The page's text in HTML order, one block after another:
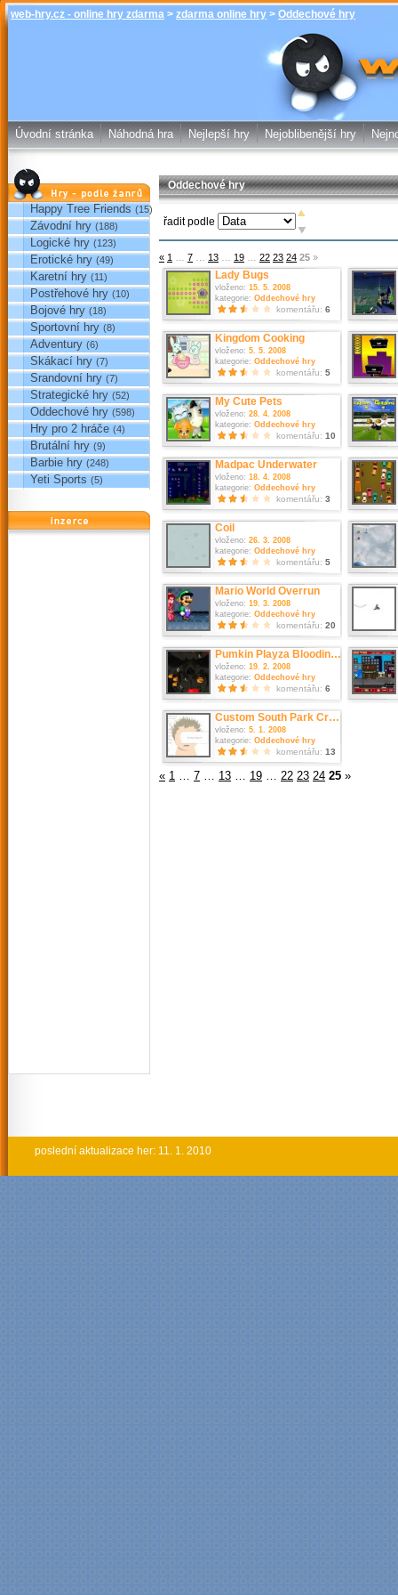
web-hry.cz - online hry zdarma > zdarma online hry > Oddechové hry
Oddechové
web-
Úvodní stránka Náhodná hra Nejlepší hry Nejoblibenější hry
Hry podle žánrů
Happy Tree Friends (15)
Závodní hry (188)
Logické hry (123)
Erotické hry (49)
Karetní hry (11)
Postřehové hry (10)
Bojové hry (18)
Sportovní hry (8)
Adventury (6)
Skákací hry (7)
Srandovní hry (7)
Strategické hry (52)
Oddechové hry (598)
Hry pro 2 hráče (4)
Brutální hry (9)
Barbie hry (248)
Yeti Sports (5)
reklama
Oddechové hry
řadit podle
« 1 7 13 19 22 23 24 25 »
Lady Bugs
vloženo: 15. 5. 2008
kategorie: Oddechové hry
komentářu: 6
Kingdom Cooking
vloženo: 5. 5. 2008
kategorie: Oddechové hry
komentářu: 5
My Cute Pets
vloženo: 28. 4. 2008
kategorie: Oddechové hry
komentářu: 10
Madpac Underwater
vloženo: 18. 4. 2008
kategorie: Oddechové hry
komentářu: 3
Coil
vloženo: 26. 3. 2008
kategorie: Oddechové hry
komentářu: 5
Mario World Overrun
vloženo: 19. 3. 2008
kategorie: Oddechové hry
komentářu: 20
Pumkin Playza Bloodinator
vloženo: 19. 2. 2008
kategorie: Oddechové hry
komentářu: 6
Custom South Park Creator
vloženo: 5. 1. 2008
kategorie: Oddechové hry
komentářu: 13
« 1 7 13 19 22 23 24 25 »
poslední aktualizace her: 11. 1. 2010